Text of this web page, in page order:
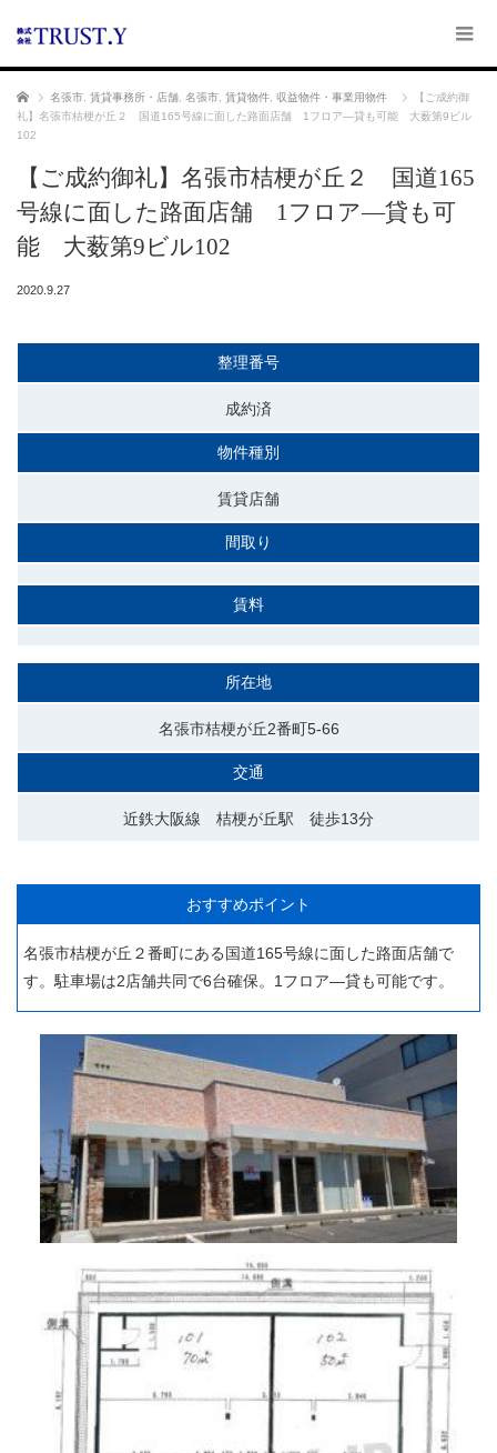
ホーム 名張市 賃貸事務所・店舗 名張市 賃貸物件 収益物件・事業用物件
【ご成約御
礼】名張市桔梗が丘２ 国道165号線に面した路面店舗 1フロア―貸も可能 大薮第9ビル
102
【ご成約御礼】名張市桔梗が丘２ 国道165
号線に面した路面店舗 1フロア―貸も可
能 大薮第9ビル102
2020.9.27
整理番号
成約済
物件種別
賃貸店舗
間取り
賃料
所在地
名張市桔梗が丘2番町5-66
交通
近鉄大阪線 桔梗が丘駅 徒歩13分
おすすめポイント
名張市桔梗が丘２番町にある国道165号線に面した路面店舗で
す。駐車場は2店舗共同で6台確保。1フロア―貸も可能です。